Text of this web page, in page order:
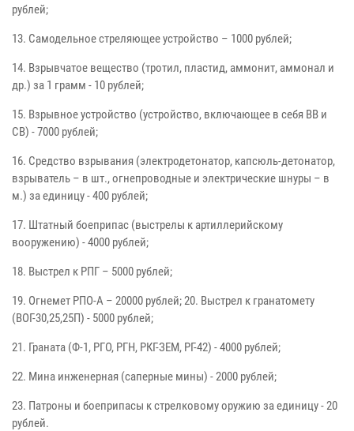
рублей;
13. Самодельное стреляющее устройство – 1000 рублей;
14. Взрывчатое вещество (тротил, пластид, аммонит, аммонал и
др.) за 1 грамм - 10 рублей;
15. Взрывное устройство (устройство, включающее в себя ВВ и
СВ) - 7000 рублей;
16. Средство взрывания (электродетонатор, капсюль-детонатор,
взрыватель – в шт., огнепроводные и электрические шнуры – в
м.) за единицу - 400 рублей;
17. Штатный боеприпас (выстрелы к артиллерийскому
вооружению) - 4000 рублей;
18. Выстрел к РПГ – 5000 рублей;
19. Огнемет РПО-А – 20000 рублей; 20. Выстрел к гранатомету
(ВОГ-30,25,25П) - 5000 рублей;
21. Граната (Ф-1, РГО, РГН, РКГ-ЗЕМ, РГ-42) - 4000 рублей;
22. Мина инженерная (саперные мины) - 2000 рублей;
23. Патроны и боеприпасы к стрелковому оружию за единицу - 20
рублей.